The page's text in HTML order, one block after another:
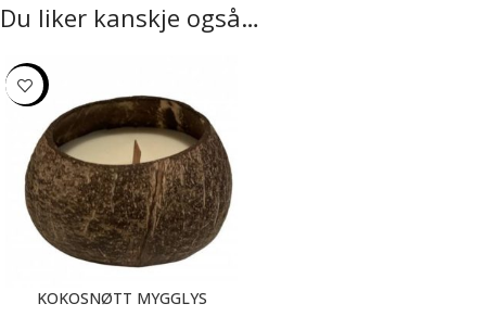
Du liker kanskje også…
-20%
KOKOSNØTT MYGGLYS